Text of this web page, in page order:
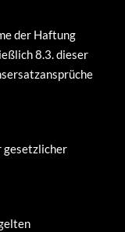
der Haftung
8.3. dieser
gesetzlicher